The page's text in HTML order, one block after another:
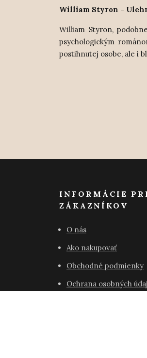
William Styron -
William Styron,
psychologickým
postihnutej osobe, ale i
INFORMÁCIE
ZÁKAZNÍKOV
O nás
Ako nakupovať
Obchodné podmienky
Ochrana osobných